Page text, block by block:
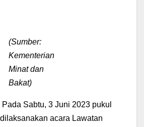
(Sumber:
Kementerian
Minat dan
Bakat)
Pada Sabtu, 3 Juni 2023 pukul
acara Lawatan